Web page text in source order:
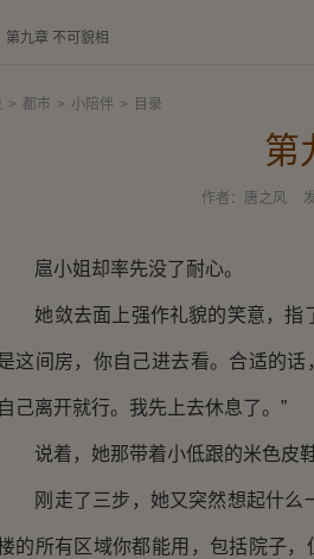
第九章 不可貌相
> 都市 > 小陪伴 > 目录
第
作者： 唐之风
扈小姐却率先没了耐心。
她敛去面上强作礼貌的笑意，指
这间房，你自己进去看。合适的
自己离开就行。我先上去休息了。”
说着，她那带着小低跟的米色皮鞋
刚走了三步，她又突然想起什么
的所有区域你都能用，包括院子